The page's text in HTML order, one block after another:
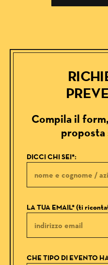
Compila il
proposta
DICCI CHI SEI*:
LA TUA EMAIL* (ti
CHE TIPO DI EVENTO